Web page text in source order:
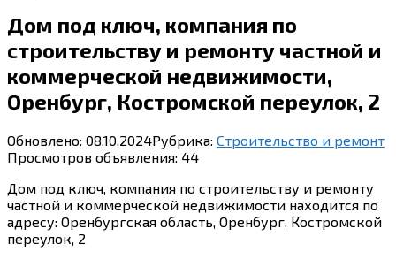
Дом под ключ, компания по
строительству и ремонту частной и
коммерческой недвижимости,
Оренбург, Костромской переулок, 2
Обновлено: 08.10.2024Рубрика: Строительство и ремонт
Просмотров объявления: 44
Дом под ключ, компания по строительству и ремонту
частной и коммерческой недвижимости находится по
адресу: Оренбургская область, Оренбург, Костромской
переулок, 2